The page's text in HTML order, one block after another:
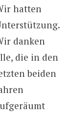
hatten
danken
die in den
beiden